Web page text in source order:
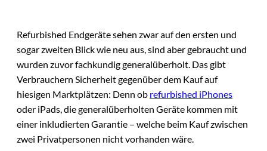
Refurbished Endgeräte sehen zwar auf den ersten und
sogar zweiten Blick wie neu aus, sind aber gebraucht und
wurden zuvor fachkundig generalüberholt. Das gibt
Verbrauchern Sicherheit gegenüber dem Kauf auf
hiesigen Marktplätzen: Denn ob refurbished iPhones
oder iPads, die generalüberholten Geräte kommen mit
einer inkludierten Garantie – welche beim Kauf zwischen
zwei Privatpersonen nicht vorhanden wäre.